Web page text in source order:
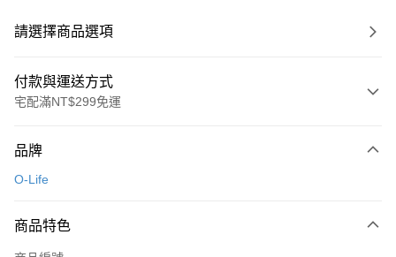
請選擇商品選項
付款與運送方式
宅配滿NT$299免運
信用卡一次付款
Apple Pay
品牌
O-Life
商品特色